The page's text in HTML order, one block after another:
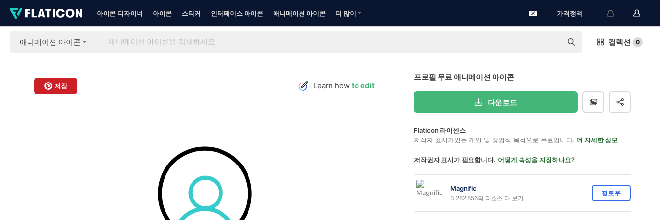
아이콘 디자이너 아이콘 스티커 인터페이스 아이콘 애니메이션 아이콘 더 많이 가격정책
애니메이션 아이콘 컬렉션 0
저장 Learn how to edit
프로필 무료 애니메이션 아이콘
다운로드
Flaticon 라이센스
저작자 표시가있는 개인 및 상업적 목적으로 무료입니다. 더 자세한 정보
저작권자 표시가 필요합니다. 어떻게 속성을 지정하나요?
Magnific
3,282,856의 리소스 다 보기
팔로우